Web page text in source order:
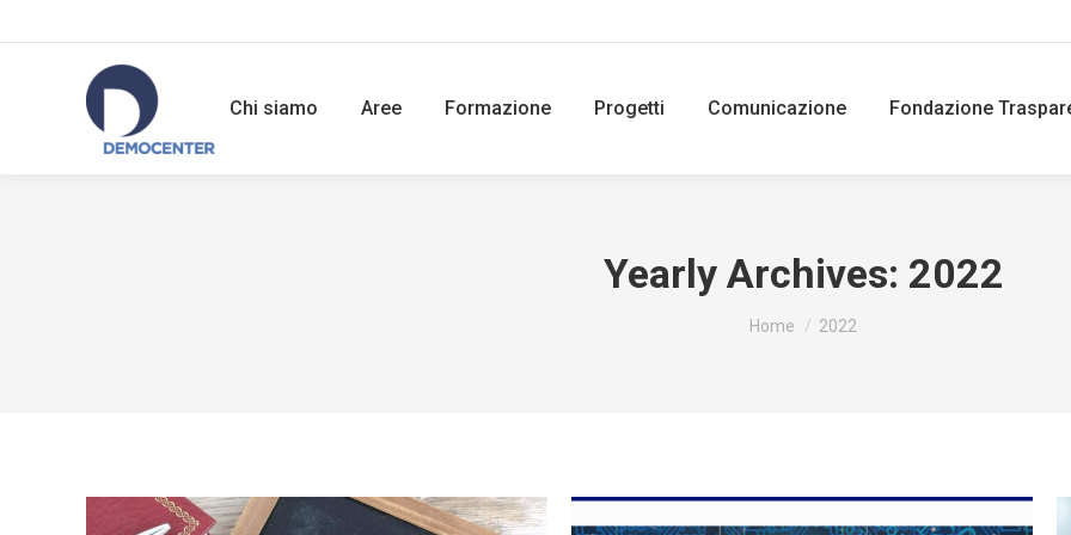
Chi siamo Aree Formazione Progetti Comunicazione Fondazione
Yearly Archives: 2022
You are here:
Home 2022